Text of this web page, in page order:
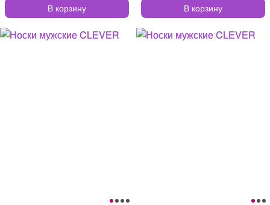
В корзину В корзину